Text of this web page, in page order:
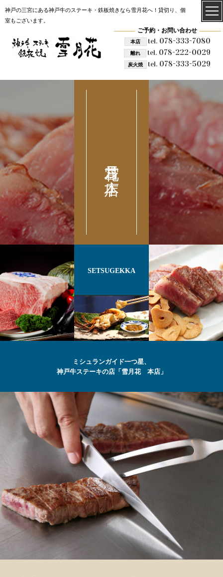
神戸の三宮にある神戸牛のステーキ・鉄板焼きなら雪月花へ！貸切り、個
室もございます。
ご予約・お問い合わせ
本店 tel.078-333-7080
離れ tel. 078-222-0029
炭火焼 tel.078-333-5029
雪月花 本店
SETSUGEKKA
ミシュランガイド一つ星、
神戸牛ステーキの店「雪月花 本店」
最高級の
神戸牛
ステーキ